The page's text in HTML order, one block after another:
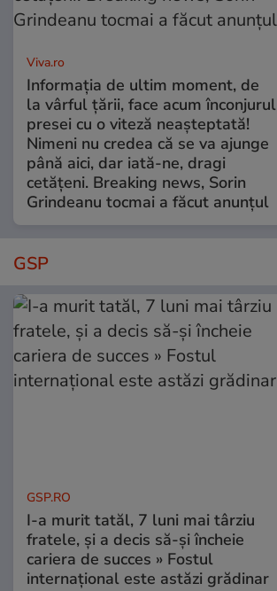
Viva.ro
Informația de ultim moment, de
la vârful țării, face acum înconjurul
presei cu o viteză neașteptată!
Nimeni nu credea că se va ajunge
până aici, dar iată-ne, dragi
cetățeni. Breaking news, Sorin
Grindeanu tocmai a făcut anunțul
GSP
GSP.RO
I-a murit tatăl, 7 luni mai târziu
fratele, și a decis să-și încheie
cariera de succes » Fostul
internațional este astăzi grădinar